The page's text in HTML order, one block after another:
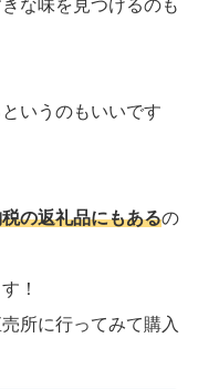
な味を見つけるのも
いうのもいいです
の返礼品にもあるの
！
所に行ってみて購入